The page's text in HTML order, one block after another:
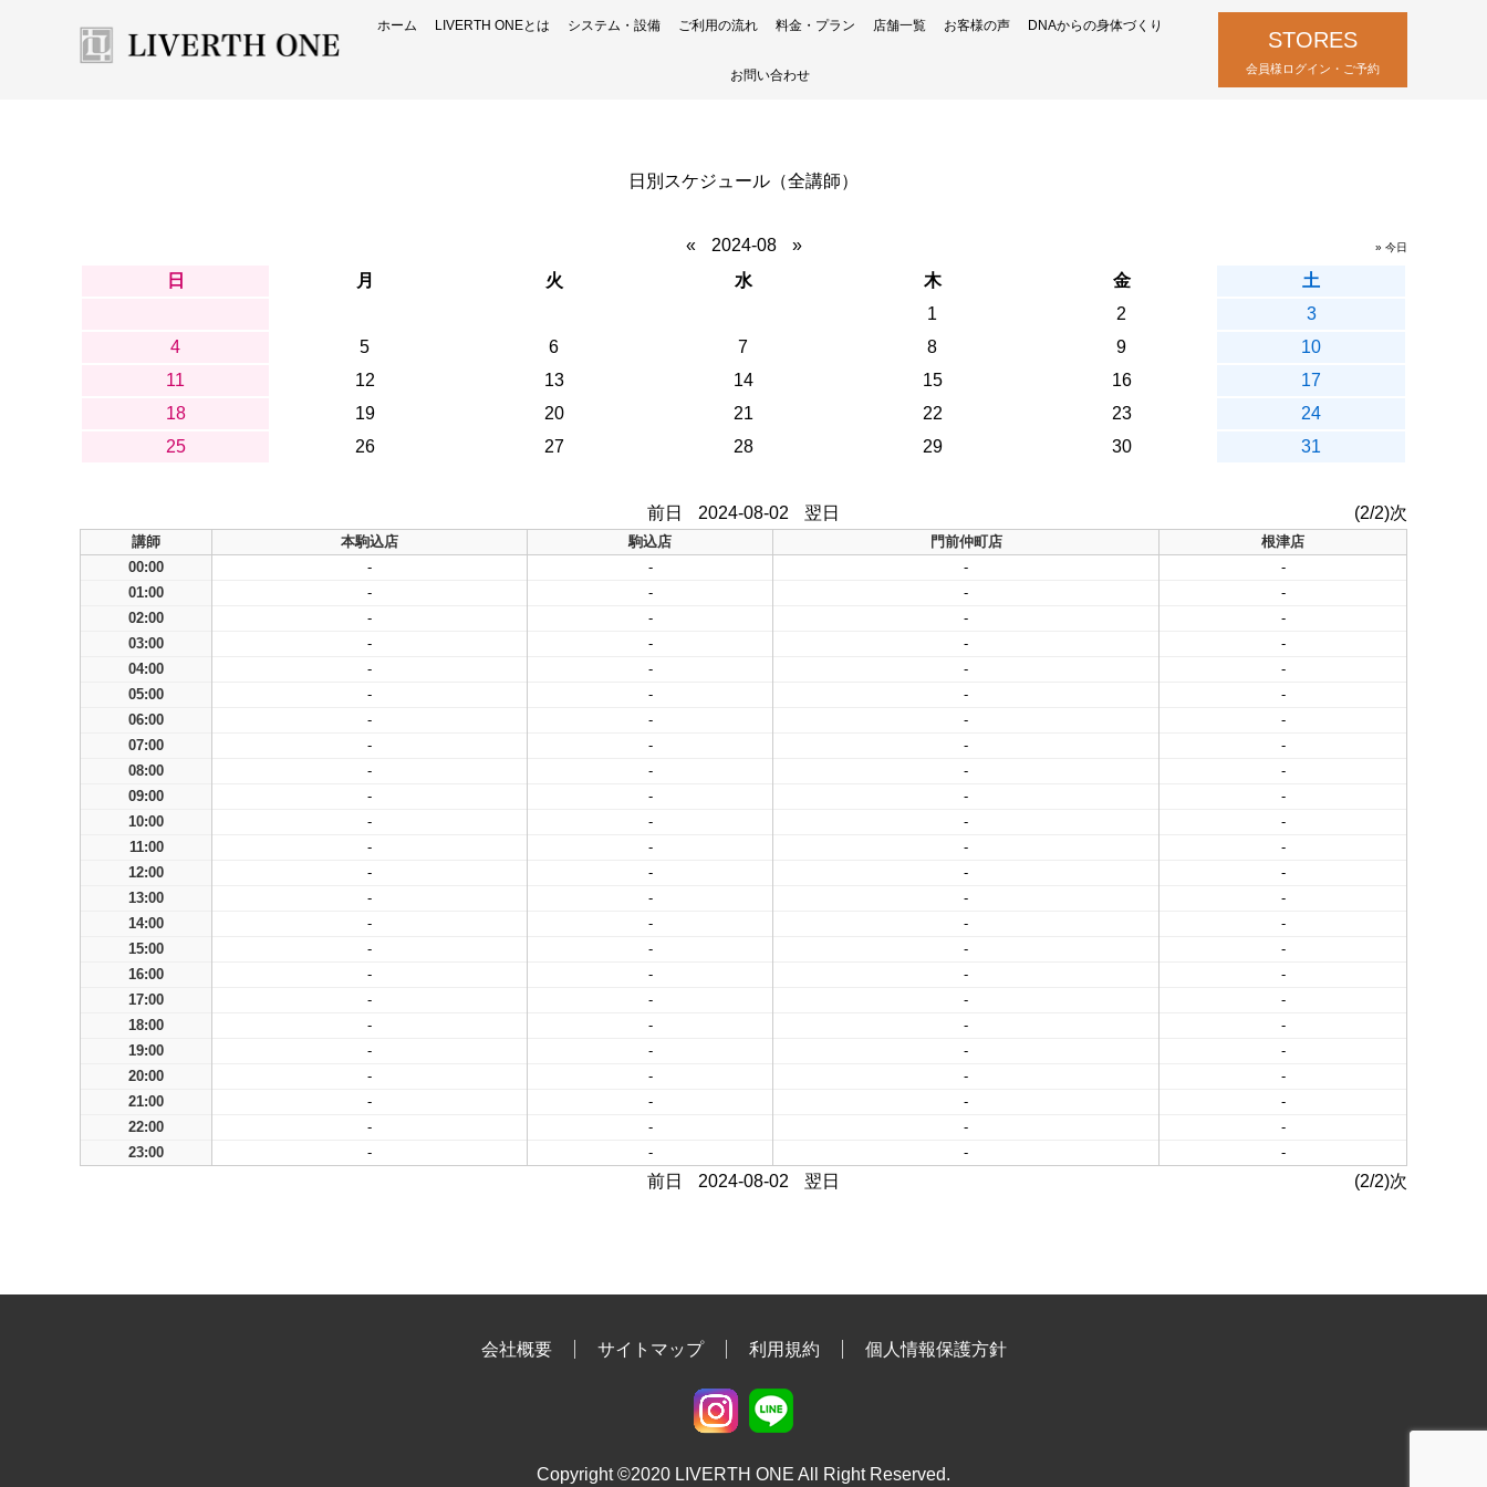
ホーム LIVERTH ONEとは システム・設備 ご利用の流れ 料金・プラン 店舗一覧 お客様の声 DNAからの身体づくり
お問い合わせ
STORES
会員様ログイン・ご予約
日別スケジュール（全講師）
« 2024-08 » » 今日
日 月 火 水 木 金
土
1
2
3
4
5 6 7 8 9
10
11
12 13 14 15 16
17
18
19 20 21 22 23
24
25
26 27 28 29 30 31
前日 2024-08-02 翌日 (2/2)次
講師 本駒込店 駒込店 門前仲町店
根津店
00:00
- - -
-
01:00
- - -
-
02:00
- - -
-
03:00
- - -
-
04:00
- - -
-
05:00
- - -
-
06:00
- - -
-
07:00
- - -
-
08:00
- - -
-
09:00
- - -
-
10:00
- - -
-
11:00
- - -
-
12:00
- - -
-
13:00
- - -
-
14:00
- - -
-
15:00
- - -
-
16:00
- - -
-
17:00
- - -
-
18:00
- - -
-
19:00
- - -
-
20:00
- - -
-
21:00
- - -
-
22:00
- - -
-
23:00
- - - -
前日 2024-08-02 翌日 (2/2)次
会社概要 サイトマップ 利用規約 個人情報保護方針
Copyright ©2020 LIVERTH ONE All Right Reserved.